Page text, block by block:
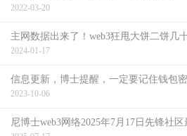
2022-03-20
主网数据出来了！web3狂甩大饼二饼几
2024-01-17
信息更新，博士提醒，一定要记住钱包
2023-10-06
尼博士web3网络2025年7月17日先锋社